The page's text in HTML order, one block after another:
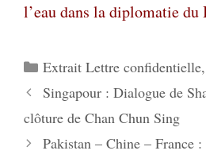
l’eau dans la diplomatie du
Catégories
Extrait Lettre confidentielle,
Singapour : Dialogue de
clôture de Chan Chun Sing
Pakistan – Chine – France :